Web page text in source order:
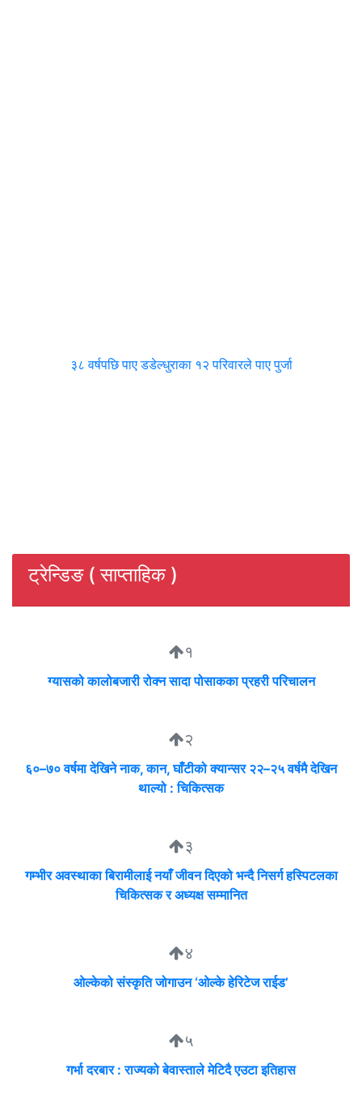
३८ वर्षपछि पाए डडेल्धुराका १२ परिवारले पाए पुर्जा
ट्रेन्डिङ ( साप्ताहिक )
१
ग्यासको कालोबजारी रोक्न सादा पोसाकका प्रहरी परिचालन
२
६०–७० वर्षमा देखिने नाक, कान, घाँटीको क्यान्सर २२–२५ वर्षमै देखिन
थाल्यो : चिकित्सक
३
गम्भीर अवस्थाका बिरामीलाई नयाँ जीवन दिएको भन्दै निसर्ग हस्पिटलका
चिकित्सक र अध्यक्ष सम्मानित
४
ओल्केको संस्कृति जोगाउन ‘ओल्के हेरिटेज राईड’
५
गर्भा दरबार : राज्यको बेवास्ताले मेटिदै एउटा इतिहास